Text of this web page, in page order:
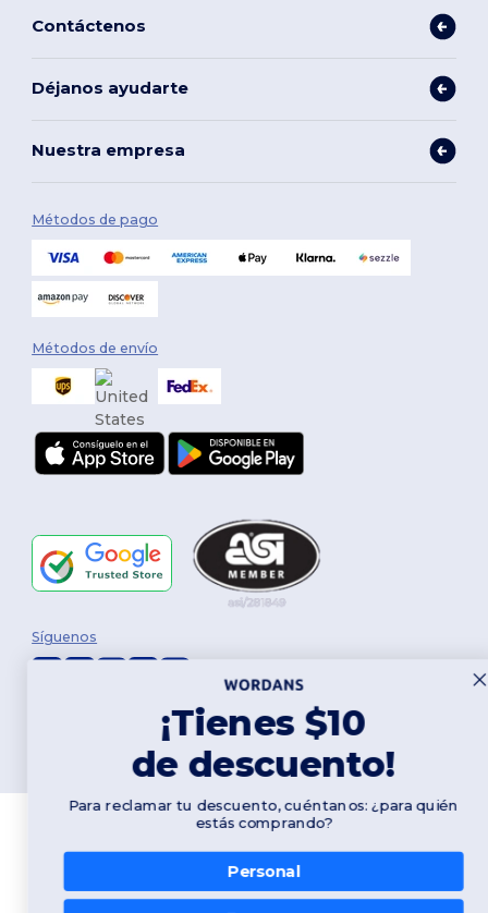
Contáctenos
Déjanos ayudarte
Nuestra empresa
Métodos de pago
Métodos de envío
2026. Todos los derechos reservados
Términos y Condiciones| Política de personalización
Política de Cookies |Mapa del sitio
Síguenos
¡Tienes $10
de descuento!
Para reclamar tu descuento, cuéntanos: ¿para quién
estás comprando?
Personal